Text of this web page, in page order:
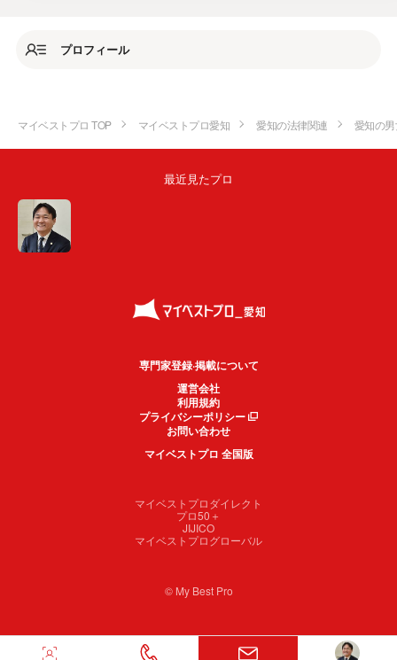
プロフィール
マイベストプロ TOP マイベストプロ愛知 愛知の法律関連 愛知の
最近見たプロ
専門家登録·掲載について
運営会社
利用規約
プライバシーポリシー
お問い合わせ
マイベストプロ 全国版
マイベストプロダイレクト
プロ50＋
JIJICO
マイベストプログローバル
© My Best Pro